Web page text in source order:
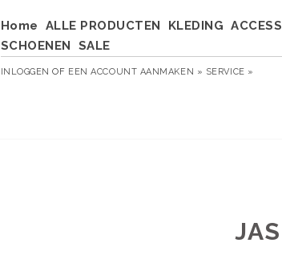
Home ALLE PRODUCTEN KLEDING
SCHOENEN
SALE
INLOGGEN OF EEN ACCOUNT AANMAKEN » SERVICE »